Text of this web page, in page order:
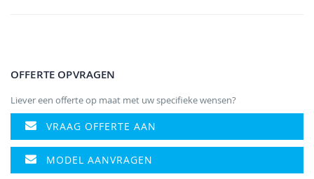
OFFERTE OPVRAGEN
Liever een offerte op maat met uw specifieke wensen?
VRAAG OFFERTE AAN
MODEL AANVRAGEN